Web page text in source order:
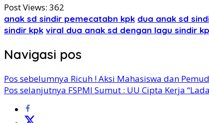
Post Views: 362
anak sd sindir pemecatabn kpk dua anak sd
sindir kpk viral dua anak sd dengan lagu sindir
Navigasi pos
Pos sebelumnya Ricuh ! Aksi Mahasiswa dan
Pos selanjutnya FSPMI Sumut : UU Cipta Kerja